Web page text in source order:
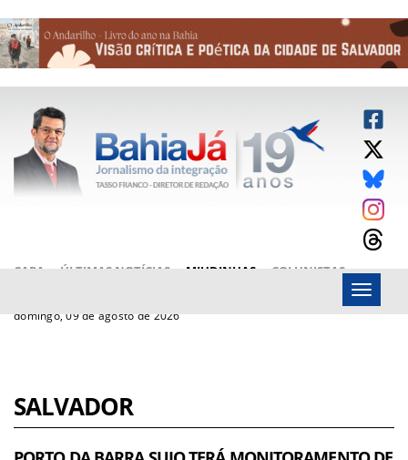
CAPA ÚLTIMAS NOTÍCIAS MIUDINHAS
COLUNISTAS
domingo, 09 de agosto de 2026
Menu
SALVADOR